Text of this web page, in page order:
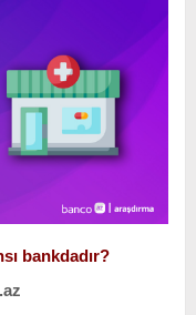
bankdadır?